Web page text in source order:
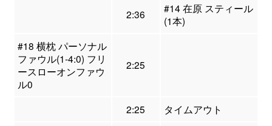
2:36
#14 在原 スティール
(1本)
#18 横枕 パーソナル
ファウル(1-4:0) フリ
ースローオンファウ
ル0
2:25
2:25 タイムアウト